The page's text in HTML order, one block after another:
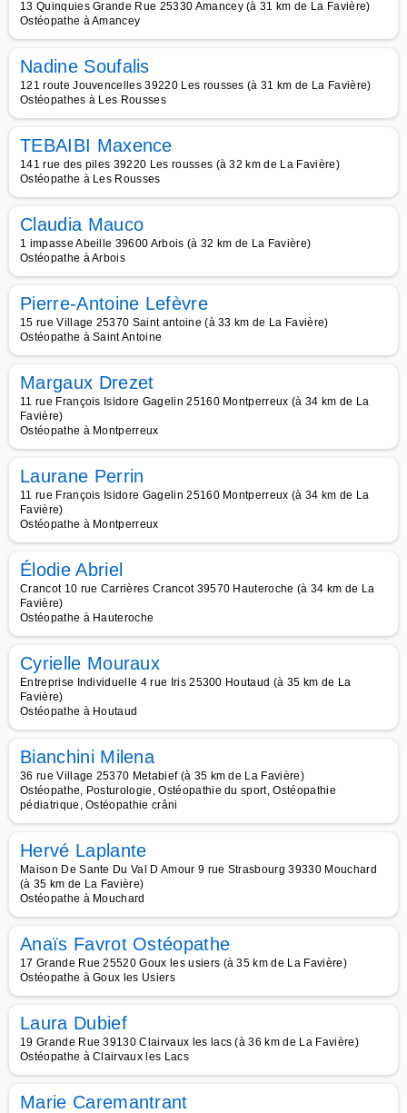
13 Quinquies Grande Rue 25330 Amancey (à 31 km de La Favière)
Ostéopathe à Amancey
Nadine Soufalis
121 route Jouvencelles 39220 Les rousses (à 31 km de La Favière)
Ostéopathes à Les Rousses
TEBAIBI Maxence
141 rue des piles 39220 Les rousses (à 32 km de La Favière)
Ostéopathe à Les Rousses
Claudia Mauco
1 impasse Abeille 39600 Arbois (à 32 km de La Favière)
Ostéopathe à Arbois
Pierre-Antoine Lefèvre
15 rue Village 25370 Saint antoine (à 33 km de La Favière)
Ostéopathe à Saint Antoine
Margaux Drezet
11 rue François Isidore Gagelin 25160 Montperreux (à 34 km de La
Favière)
Ostéopathe à Montperreux
Laurane Perrin
11 rue François Isidore Gagelin 25160 Montperreux (à 34 km de La
Favière)
Ostéopathe à Montperreux
Élodie Abriel
Crancot 10 rue Carrières Crancot 39570 Hauteroche (à 34 km de La
Favière)
Ostéopathe à Hauteroche
Cyrielle Mouraux
Entreprise Individuelle 4 rue Iris 25300 Houtaud (à 35 km de La
Favière)
Ostéopathe à Houtaud
Bianchini Milena
36 rue Village 25370 Metabief (à 35 km de La Favière)
Ostéopathe, Posturologie, Ostéopathie du sport, Ostéopathie
pédiatrique, Ostéopathie crâni
Hervé Laplante
Maison De Sante Du Val D Amour 9 rue Strasbourg 39330 Mouchard
(à 35 km de La Favière)
Ostéopathe à Mouchard
Anaïs Favrot Ostéopathe
17 Grande Rue 25520 Goux les usiers (à 35 km de La Favière)
Ostéopathe à Goux les Usiers
Laura Dubief
19 Grande Rue 39130 Clairvaux les lacs (à 36 km de La Favière)
Ostéopathe à Clairvaux les Lacs
Marie Caremantrant